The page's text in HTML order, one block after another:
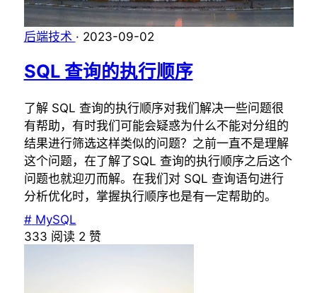
后端技术 · 2023-09-02
SQL 查询的执行顺序
了解 SQL 查询的执行顺序对我们解决一些问题很
有帮助，有时我们可能会疑惑为什么不能对分组的
结果进行筛选这样类似的问题？之前一直不是理解
这个问题，在了解了SQL 查询的执行顺序之后这个
问题也就迎刃而解。在我们对 SQL 查询语句进行
分析优化时，掌握执行顺序也是有一定帮助的。
# MySQL
333 阅读 2 赞